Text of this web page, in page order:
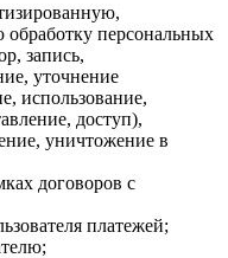
персональных
запись,
уточнение
использование,
доступ),
уничтожение в
договоров с
платежей;